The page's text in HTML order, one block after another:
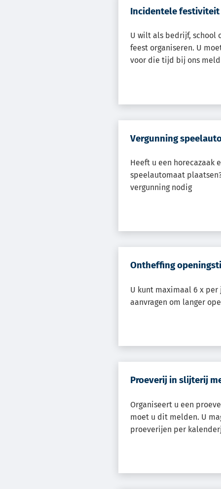
Incidentele festiviteit
U wilt als bedrijf, school
feest organiseren. U
voor die tijd bij ons
Vergunning
Heeft u een horecazaak
speelautomaat
vergunning nodig
Ontheffing
U kunt maximaal 6 x per
aanvragen om langer
Proeverij in slijterij
Organiseert u een
moet u dit melden. U
proeverijen per